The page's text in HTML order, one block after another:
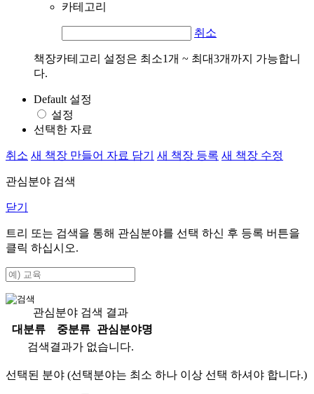
카테고리
취소
책장카테고리 설정은 최소1개 ~ 최대3개까지 가능합니
다.
Default 설정
설정
선택한 자료
취소 새 책장 만들어 자료 담기 새 책장 등록 새 책장 수정
관심분야 검색
닫기
트리 또는 검색을 통해 관심분야를 선택 하신 후 등록 버튼을
클릭 하십시오.
관심분야 검색 결과
대분류
중분류
관심분야명
검색결과가 없습니다.
선택된 분야 (선택분야는 최소 하나 이상 선택 하셔야 합니다.)